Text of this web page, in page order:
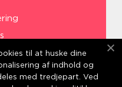
os
til at huske dine
af indhold og
med tredjepart. Ved